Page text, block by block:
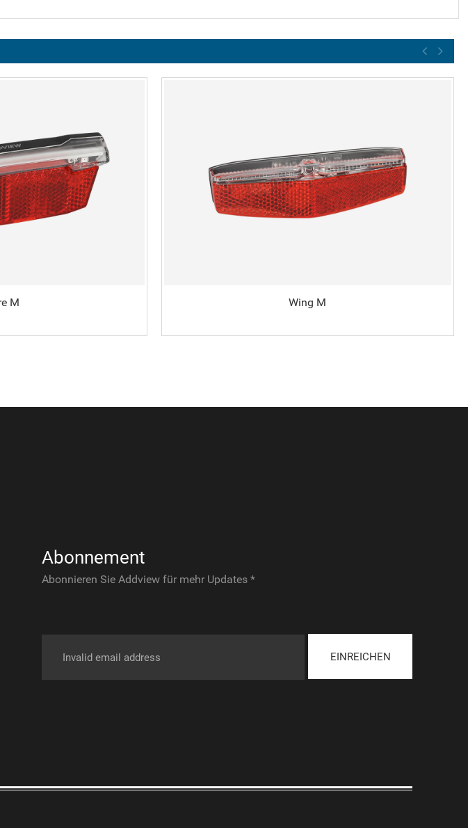
M Wing M
Abonnement
Abonnieren Sie Addview für mehr Updates *